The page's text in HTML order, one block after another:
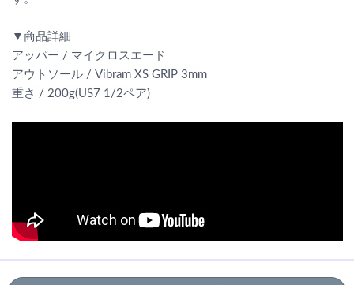
▼商品詳細
アッパー / マイクロスエード
アウトソール / Vibram XS GRIP 3mm
重さ / 200g(US7 1/2ペア)